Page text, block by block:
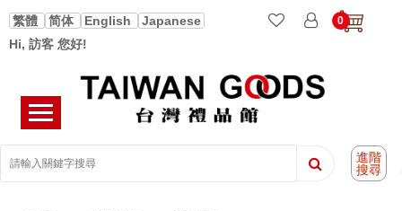
繁體 简体 English
Japanese
Hi, 訪客 您好!
0
進階
搜尋